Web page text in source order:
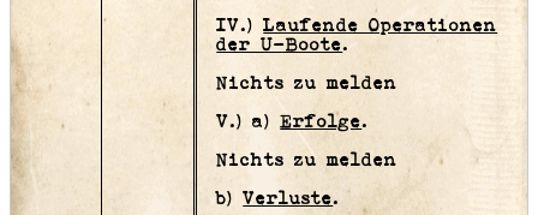
IV.)Laufende Operationen
der U-Boote.
Nichts zu melden
V.) a)Erfolge.
Nichts zu melden
b)Verluste.